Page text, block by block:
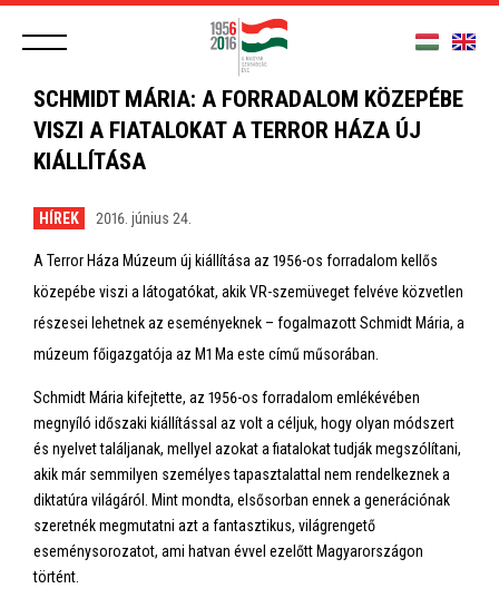
SCHMIDT MÁRIA: A FORRADALOM KÖZEPÉBE
VISZI A FIATALOKAT A TERROR HÁZA ÚJ
KIÁLLÍTÁSA
HÍREK 2016. június 24.
A Terror Háza Múzeum új kiállítása az 1956-os forradalom kellős
közepébe viszi a látogatókat, akik VR-szemüveget felvéve közvetlen
részesei lehetnek az eseményeknek – fogalmazott Schmidt Mária, a
múzeum főigazgatója az M1 Ma este című műsorában.
Schmidt Mária kifejtette, az 1956-os forradalom emlékévében
megnyíló időszaki kiállítással az volt a céljuk, hogy olyan módszert
és nyelvet találjanak, mellyel azokat a fiatalokat tudják megszólítani,
akik már semmilyen személyes tapasztalattal nem rendelkeznek a
diktatúra világáról. Mint mondta, elsősorban ennek a generációnak
szeretnék megmutatni azt a fantasztikus, világrengető
eseménysorozatot, ami hatvan évvel ezelőtt Magyarországon
történt.